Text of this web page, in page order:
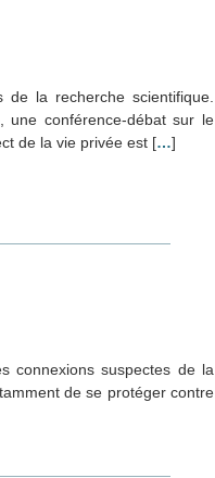
la recherche scientifique.
conférence-débat sur le
de la vie privée est […]
connexions suspectes de la
de se protéger contre